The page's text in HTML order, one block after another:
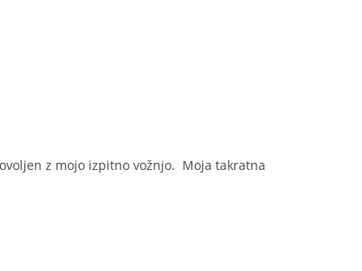
z mojo izpitno vožnjo. Moja takratna